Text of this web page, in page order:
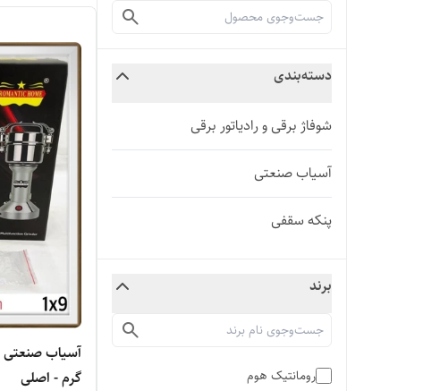
دسته‌بندی
شوفاژ برقی و رادیاتور برقی
آسیاب صنعتی
پنکه سقفی
برند
رومانتیک هوم
گرم - اصلی